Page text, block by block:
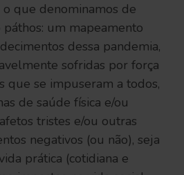
que denominamos de
um mapeamento
dessa pandemia,
sofridas por força
que se impuseram a todos,
de saúde física e/ou
tristes e/ou outras
negativos (ou não), seja
prática (cotidiana e